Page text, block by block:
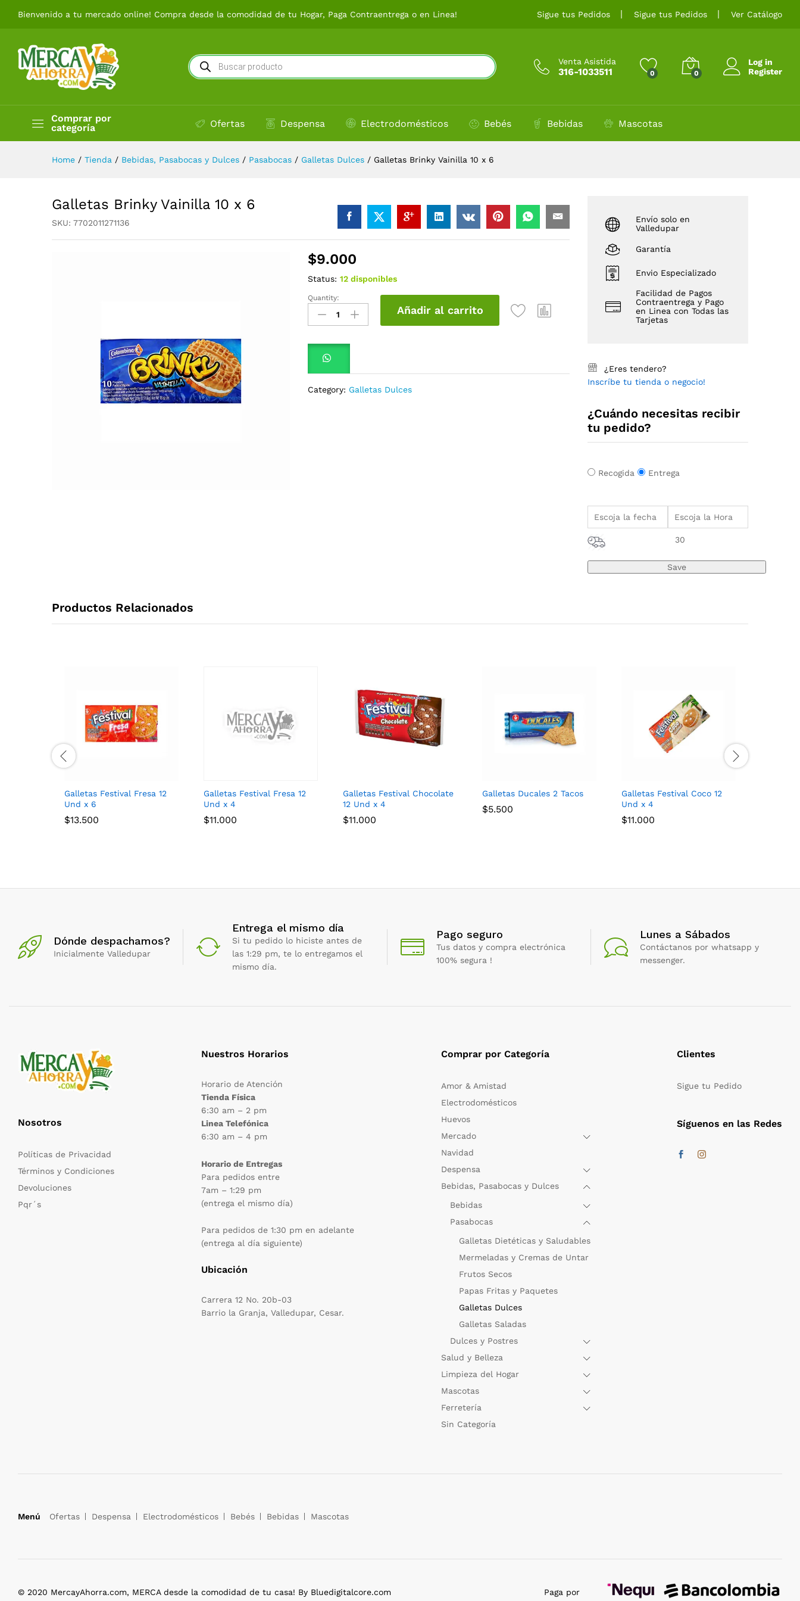
Bienvenido a tu mercado online! Compra desde la comodidad de tu Hogar, Paga Contraentrega o en Linea! Sigue tus Pedidos Sigue tus Pedidos Ver Catálogo
Búsqueda
de
productos
Venta Asistida
316-1033511 0 0
Log in
Register
Comprar por
categoría
Ofertas Despensa Electrodomésticos Bebés Bebidas Mascotas
Home / Tienda / Bebidas, Pasabocas y Dulces / Pasabocas / Galletas Dulces / Galletas Brinky Vainilla 10 x 6
Galletas Brinky Vainilla 10 x 6
SKU: 7702011271136
$9.000
Status: 12 disponibles
Galletas
Brinky
Vainilla
Quantity:
Añadir al carrito
Category: Galletas Dulces
Envío solo en
Valledupar
Garantía
Envio Especializado
Facilidad de Pagos
Contraentrega y Pago
en Linea con Todas las
Tarjetas
¿Eres tendero?
Inscríbe tu tienda o negocio!
¿Cuándo necesitas recibir
tu pedido?
Recogida Entrega
30
Productos Relacionados
Galletas Festival Fresa 12
Und x 6
$13.500
Galletas Festival Fresa 12
Und x 4
$11.000
Galletas Festival Chocolate
12 Und x 4
$11.000
Galletas Ducales 2 Tacos
$5.500
Galletas Festival Coco 12
Und x 4
$11.000
Dónde despachamos?
Inicialmente Valledupar
Entrega el mismo día
Si tu pedido lo hiciste antes de
las 1:29 pm, te lo entregamos el
mismo día.
Pago seguro
Tus datos y compra electrónica
100% segura !
Lunes a Sábados
Contáctanos por whatsapp y
messenger.
Nosotros
Políticas de Privacidad
Términos y Condiciones
Devoluciones
Pqr´s
Nuestros Horarios
Horario de Atención
Tienda Física
6:30 am – 2 pm
Linea Telefónica
6:30 am – 4 pm
Horario de Entregas
Para pedidos entre
7am – 1:29 pm
(entrega el mismo día)
Para pedidos de 1:30 pm en adelante
(entrega al día siguiente)
Ubicación
Carrera 12 No. 20b-03
Barrio la Granja, Valledupar, Cesar.
Comprar por Categoría
Amor & Amistad
Electrodomésticos
Huevos
Mercado
Navidad
Despensa
Bebidas, Pasabocas y Dulces
Bebidas
Pasabocas
Galletas Dietéticas y Saludables
Mermeladas y Cremas de Untar
Frutos Secos
Papas Fritas y Paquetes
Galletas Dulces
Galletas Saladas
Dulces y Postres
Salud y Belleza
Limpieza del Hogar
Mascotas
Ferretería
Sin Categoría
Clientes
Sigue tu Pedido
Síguenos en las Redes
Menú Ofertas Despensa Electrodomésticos Bebés Bebidas Mascotas
© 2020 MercayAhorra.com, MERCA desde la comodidad de tu casa! By Bluedigitalcore.com Paga por
Galletas Brinky Vainilla 10 x 6 $9.000 Añadir al carrito